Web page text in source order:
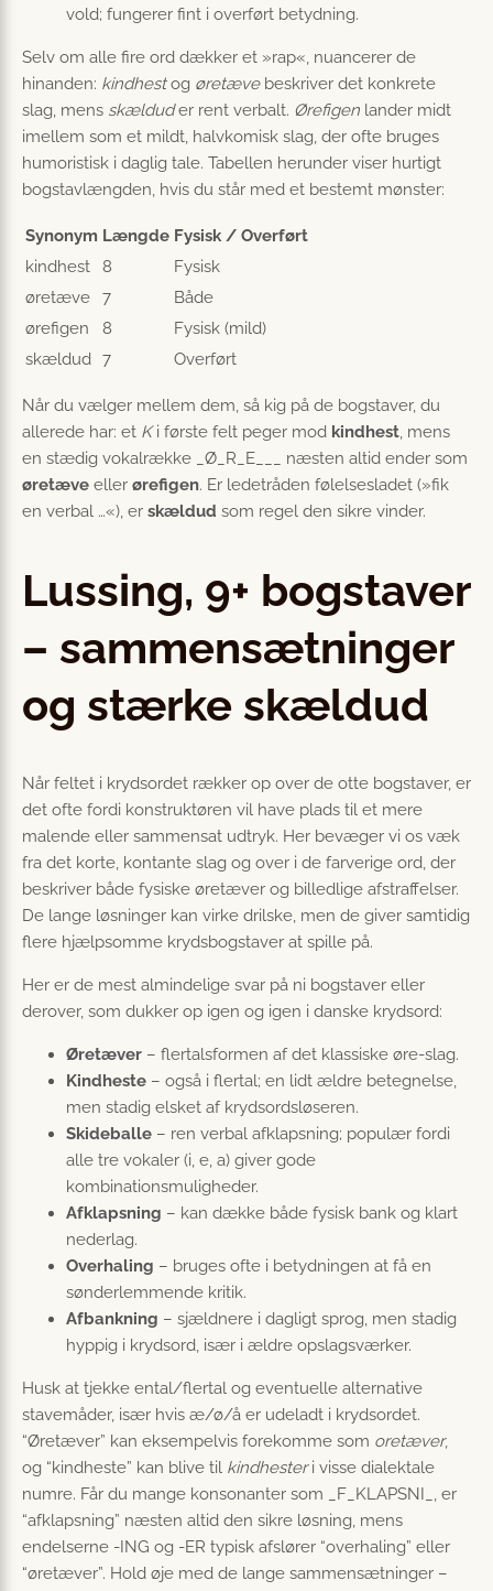
vold; fungerer fint i overført betydning.
Selv om alle fire ord dækker et »rap«, nuancerer de
hinanden: kindhestog øretævebeskriver det konkrete
slag, mens skælduder rent verbalt. Ørefigen lander midt
imellem som et mildt, halvkomisk slag, der ofte bruges
humoristisk i daglig tale. Tabellen herunder viser hurtigt
bogstavlængden, hvis du står med et bestemt mønster:
Synonym Længde Fysisk / Overført
kindhest
8
Fysisk
øretæve
7
Både
ørefigen
8
Fysisk (mild)
skældud 7 Overført
Når du vælger mellem dem, så kig på de bogstaver, du
allerede har: et Ki første felt peger mod kindhest, mens
en stædig vokalrække _Ø_R_E___ næsten altid ender som
øretæve eller ørefigen. Er ledetråden følelsesladet (»fik
en verbal …«), er skældud som regel den sikre vinder.
Lussing, 9+ bogstaver
– sammensætninger
og stærke skældud
Når feltet i krydsordet rækker op over de otte bogstaver, er
det ofte fordi konstruktøren vil have plads til et mere
malende eller sammensat udtryk. Her bevæger vi os væk
fra det korte, kontante slag og over i de farverige ord, der
beskriver både fysiske øretæver og billedlige afstraffelser.
De lange løsninger kan virke drilske, men de giver samtidig
flere hjælpsomme krydsbogstaver at spille på.
Her er de mest almindelige svar på ni bogstaver eller
derover, som dukker op igen og igen i danske krydsord:
Øretæver – flertalsformen af det klassiske øre-slag.
Kindheste – også i flertal; en lidt ældre betegnelse,
men stadig elsket af krydsordsløseren.
Skideballe – ren verbal afklapsning; populær fordi
alle tre vokaler (i, e, a) giver gode
kombinationsmuligheder.
Afklapsning – kan dække både fysisk bank og klart
nederlag.
Overhaling – bruges ofte i betydningen at få en
sønderlemmende kritik.
Afbankning – sjældnere i dagligt sprog, men stadig
hyppig i krydsord, især i ældre opslagsværker.
Husk at tjekke ental/flertal og eventuelle alternative
stavemåder, især hvis æ/ø/å er udeladt i krydsordet.
“Øretæver” kan eksempelvis forekomme som oretæver,
og “kindheste” kan blive til kindhesteri visse dialektale
numre. Får du mange konsonanter som _F_KLAPSNI_, er
“afklapsning” næsten altid den sikre løsning, mens
endelserne -ING og -ER typisk afslører “overhaling” eller
“øretæver”. Hold øje med de lange sammensætninger –